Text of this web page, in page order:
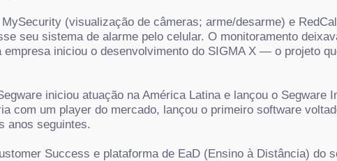
(visualização de câmeras; arme/desarme) e
seu sistema de alarme pelo celular. O monitoramento
iniciou o desenvolvimento do SIGMA X — o projeto
iniciou atuação na América Latina e lançou o Segware
com um player do mercado, lançou o primeiro software
anos seguintes.
Success e plataforma de EaD (Ensino à Distância) do